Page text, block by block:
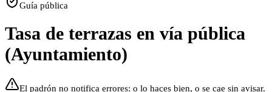
Guía pública
Tasa de terrazas en vía pública
(Ayuntamiento)
El padrón no notifica errores: o lo haces bien, o se cae sin avisar.